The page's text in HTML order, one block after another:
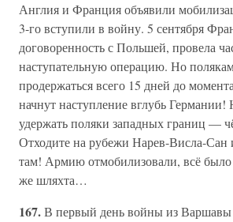
Англия и Франция объявили
3-го вступили в войну. 5 сентября
договоренность с Польшей, провела
наступательную операцию. Но
продержаться всего 15 дней до
начнут наступление вглубь Германии!
удержать поляки западных границ —
Отходите на рубежи Нарев-Висла-Сан
там! Армию отмобилизовали, всё
же шляхта…
167.В первый день войны из Варшавы